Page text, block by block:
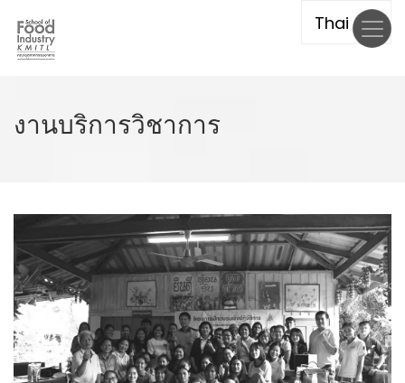
Skip
main
งานบริการวิชาการ